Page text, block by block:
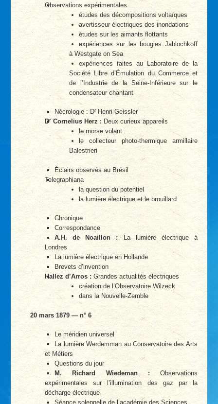
Observations expérimentales
études des décompositions voltaïques
avertisseur électriques des inondations
études sur les aimants flottants
expériences sur les bougies Jablochkoff
à Westgate on Sea
expériences faites au Laboratoire de la
Société Libre d’Émulation du Commerce et
de l’Industrie de la Seine-Inférieure sur le
condensateur chantant
Nécrologie : DrHenri Geissler
Dr Cornelius Herz : Deux curieux appareils
le morse volant
le collecteur photo-thermique armillaire
Balestrieri
Éclairs observés au Brésil
Telegraphiana
la question du potentiel
la lumière électrique et le brouillard
Chronique
Correspondance
A.H. de Noaillon :La lumière électrique à
Londres
La lumière électrique en Hollande
Brevets d’invention
Hallez d’Arros :Grandes actualités électriques
création de l’Observatoire Wilzeck
dans la Nouvelle-Zemble
20 mars 1879 — n° 6
Le méridien universel
La lumière Werdemman au Conservatoire des Arts
et Métiers
Questions du jour
M. Richard Wiedeman :Observations
expérimentales sur l’illumination des gaz par la
décharge électrique
Séance solennelle de l’académie des Sciences